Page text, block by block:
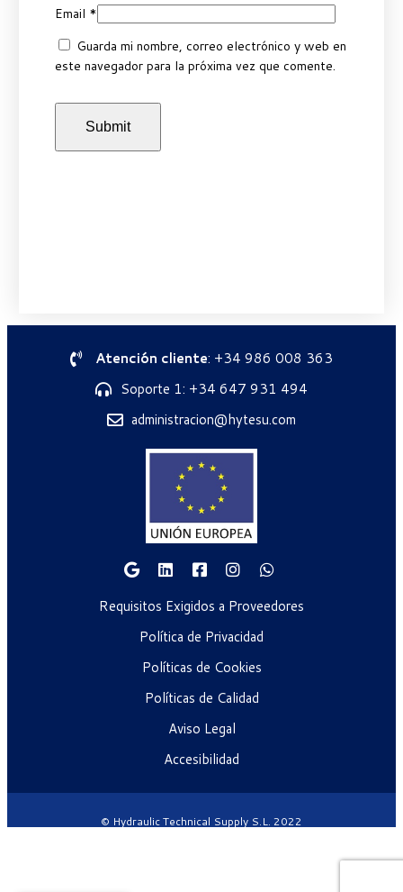
Email *
Guarda mi nombre, correo electrónico y web en
este navegador para la próxima vez que comente.
Atención cliente: +34 986 008 363
Soporte 1: +34 647 931 494
administracion@hytesu.com
Requisitos Exigidos a Proveedores
Política de Privacidad
Políticas de Cookies
Políticas de Calidad
Aviso Legal
Accesibilidad
© Hydraulic Technical Supply S.L. 2022